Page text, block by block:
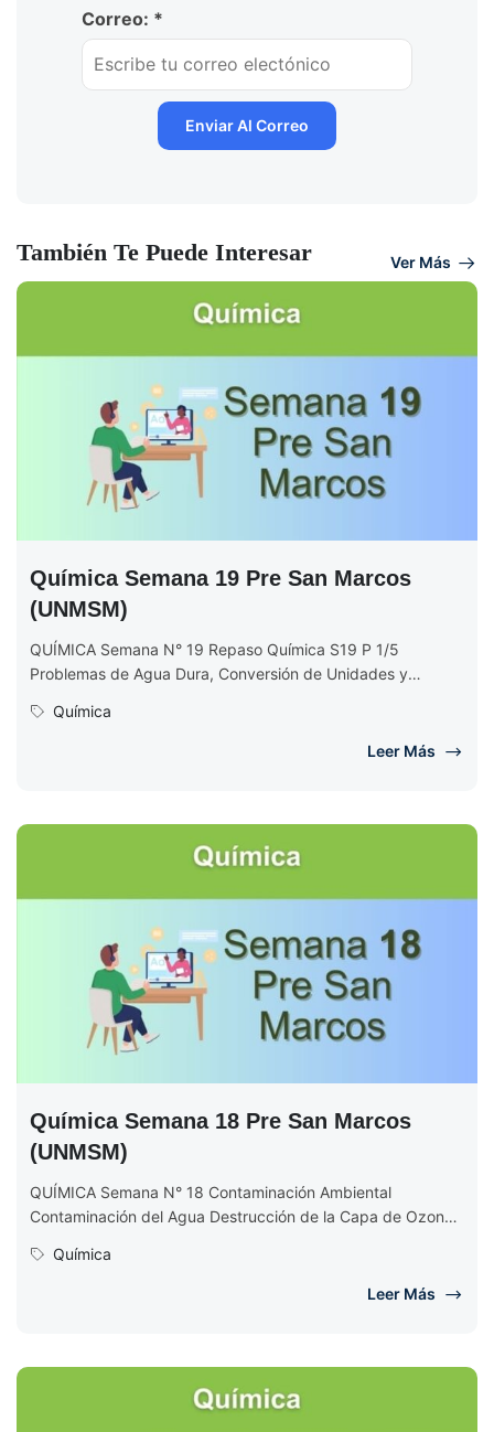
Correo: *
También Te Puede Interesar Ver Más
Química Semana 19 Pre San Marcos
(UNMSM)
QUÍMICA Semana N° 19 Repaso Química S19 P 1/5
Problemas de Agua Dura, Conversión de Unidades y
Química
Leer Más
Química Semana 18 Pre San Marcos
(UNMSM)
QUÍMICA Semana N° 18 Contaminación Ambiental
Contaminación del Agua Destrucción de la Capa de Ozono
Química
Leer Más